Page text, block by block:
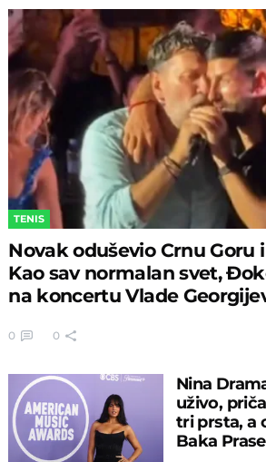
TENIS
Novak oduševio Crnu Goru
Kao sav normalan svet,
na koncertu Vlade
0 0
Nina
uživo,
tri prsta, a
Baka Prase